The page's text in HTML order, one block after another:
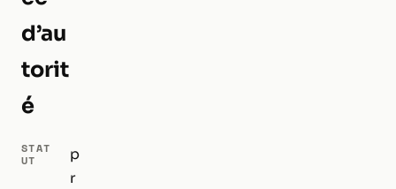
d’au
torit
é
STAT
UT
p
r